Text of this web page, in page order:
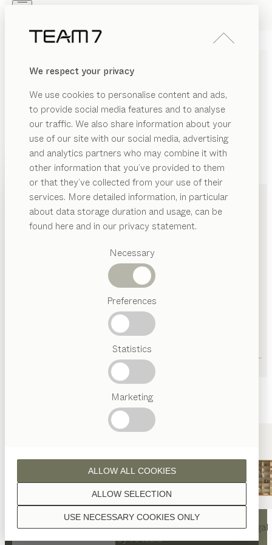
We respect your privacy
We use cookies to personalise content and ads,
to provide social media features and to analyse
our traffic. We also share information about your
use of our site with our social media, advertising
and analytics partners who may combine it with
other information that you’ve provided to them
or that they’ve collected from your use of their
services. More detailed information, in particular
about data storage duration and usage, can be
found here and in our privacy statement.
Necessary
Preferences
Statistics
Marketing
USE NECESSARY COOKIES ONLY
ALLOW SELECTION
ALLOW ALL COOKIES
PRODUKTE
INSPIRATION
HÄNDLER
Vorgeschlagene
Kategorien
Österreichisches
Handwerk
nyaTisch nyaStuhl filignoRegal
PRODUKTE
INSPIRATION
ÜBER UNS
+1 415 7701013
Innenarchitektur Referenzen
KONTAKT
TEAM 7 San Francisco by Artezia